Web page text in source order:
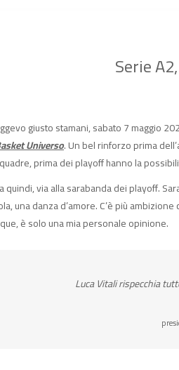
Serie
giusto stamani, sabato 7 maggio
Universo. Un bel rinforzo prima
prima dei playoff hanno la
quindi, via alla sarabanda dei playoff.
una danza d’amore. C’è più
è solo una mia personale opinione.
Luca Vitali rispecchia